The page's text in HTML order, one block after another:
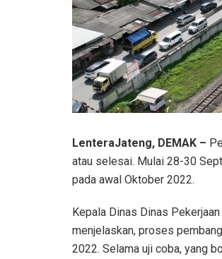
LenteraJateng, DEMAK –
atau selesai. Mulai 28-30
pada awal Oktober 2022.
Kepala Dinas Dinas
menjelaskan, proses
2022. Selama uji coba, yang